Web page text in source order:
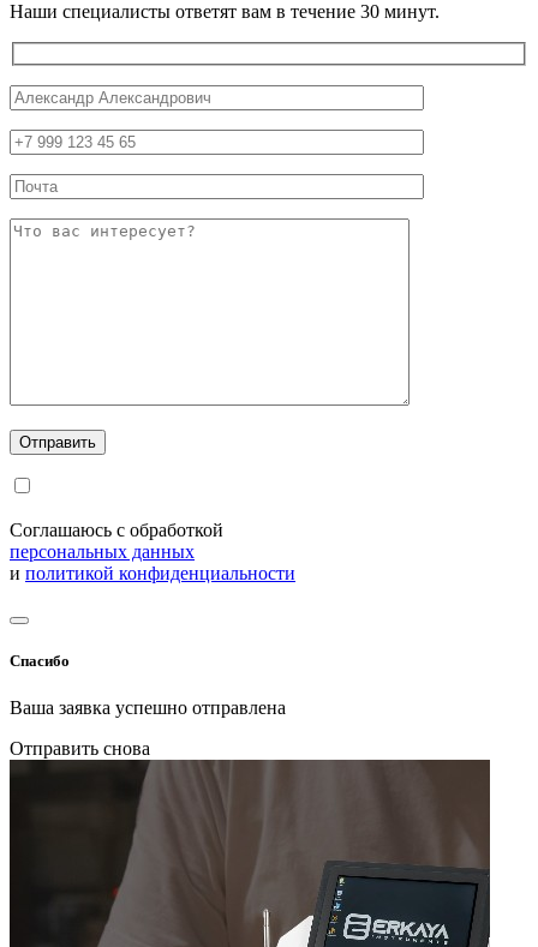
Наши специалисты ответят вам в течение 30 минут.
Соглашаюсь с обработкой
персональных данных
и политикой конфиденциальности
Спасибо
Ваша заявка успешно отправлена
Отправить снова